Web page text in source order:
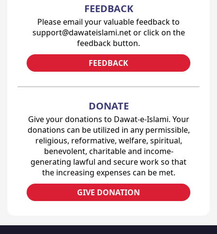
FEEDBACK
Please email your valuable feedback to
support@dawateislami.net or click on the
feedback button.
FEEDBACK
DONATE
Give your donations to Dawat-e-Islami. Your
donations can be utilized in any permissible,
religious, reformative, welfare, spiritual,
benevolent, charitable and income-
generating lawful and secure work so that
the increasing expenses can be met.
GIVE DONATION